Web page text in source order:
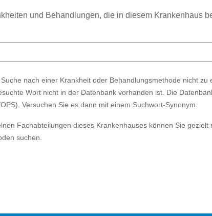
und Behandlungen, die in diesem Krankenhaus
nach einer Krankheit oder Behandlungsmethode nicht
Wort nicht in der Datenbank vorhanden ist. Die
Versuchen Sie es dann mit einem Suchwort-Synonym.
Fachabteilungen dieses Krankenhauses können Sie
suchen.